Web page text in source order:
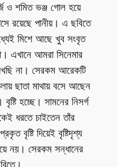
ও শমিত ভঞ্জ গোল হয়ে
রয়েছে পানীয়। এ ছবিতে
মিশে আছে খুব সংবৃত
এখানে আমরা সিনেমার
না। সেরকম আরেকটি
ছাতা মাথায় বসে আছেন
হচ্ছে। সামনের নিসর্গ
ধরতে চাইতেন তাঁর
বৃষ্টি দিয়েই বৃষ্টিদৃশ্য
নয়। সেরকম সন্ধানের